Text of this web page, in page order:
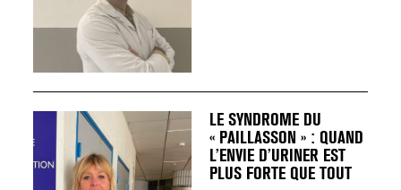
LE SYNDROME DU
« PAILLASSON » : QUAND
L’ENVIE D’URINER EST
PLUS FORTE QUE TOUT